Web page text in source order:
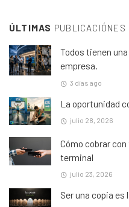
ÚLTIMAS PUBLICACIÓNES
Todos tienen
empresa.
3 días ago
La oportunidad
julio 28, 2026
Cómo cobrar
terminal
julio 23, 2026
Ser una copia